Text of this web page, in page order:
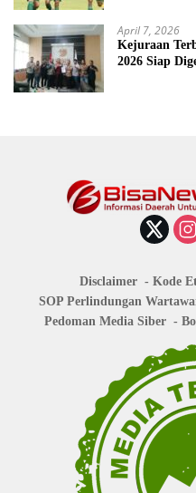
April 7, 2026
Kejuraan
2026 Siap
Disclaimer
Kode
SOP Perlindungan
Pedoman Media Siber